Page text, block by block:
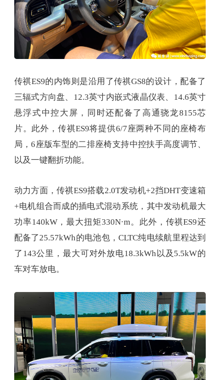
传祺ES9的内饰则是沿用了传祺GS8的设计，配备了
三辐式方向盘、12.3英寸内嵌式液晶仪表、14.6英寸
悬浮式中控大屏，同时还配备了高通骁龙8155芯
片。此外，传祺ES9将提供6/7座两种不同的座椅布
局，6座版车型的二排座椅支持中控扶手高度调节、
以及一键翻折功能。
动力方面，传祺ES9搭载2.0T发动机+2挡DHT变速箱
+电机组合而成的插电式混动系统，其中发动机最大
功率140kW，最大扭矩330N·m。此外，传祺ES9还
配备了25.57kWh的电池包，CLTC纯电续航里程达到
了143公里，最大可对外放电18.3kWh以及5.5kW的
车对车放电。